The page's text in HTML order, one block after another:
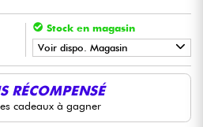
Stock en magasin
Voir dispo. Magasin
ACOUSTIC BYStar'SMusic
BASS MANIAC BYStar
RÉCOMPENSÉ
cadeaux à gagner